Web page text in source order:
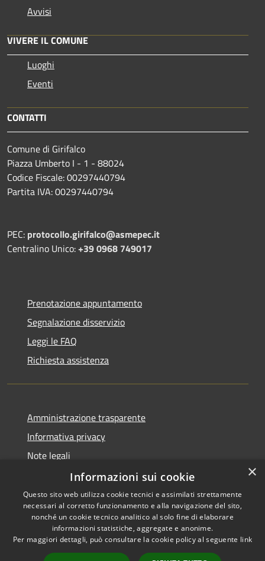
Avvisi
VIVERE IL COMUNE
Luoghi
Eventi
CONTATTI
Comune di Girifalco
Piazza Umberto I - 1 - 88024
Codice Fiscale: 00297440794
Partita IVA: 00297440794
PEC: protocollo.girifalco@asmepec.it
Centralino Unico:+39 0968 749017
Prenotazione appuntamento
Segnalazione disservizio
Leggi le FAQ
Richiesta assistenza
Amministrazione trasparente
Informativa privacy
Note legali
Dichiarazione di accessibilità
RSS
Accessibilità
Copyright © 2026 • Comune di
×
Informazioni sui cookie
Questo sito web utilizza cookie tecnici e assimilati strettamente
necessari al corretto funzionamento e alla navigazione del sito,
nonché un cookie tecnico analitico al solo fine di elaborare
informazioni statistiche, aggregate e anonime.
Per maggiori dettagli, può consultare la cookie policy al seguente link